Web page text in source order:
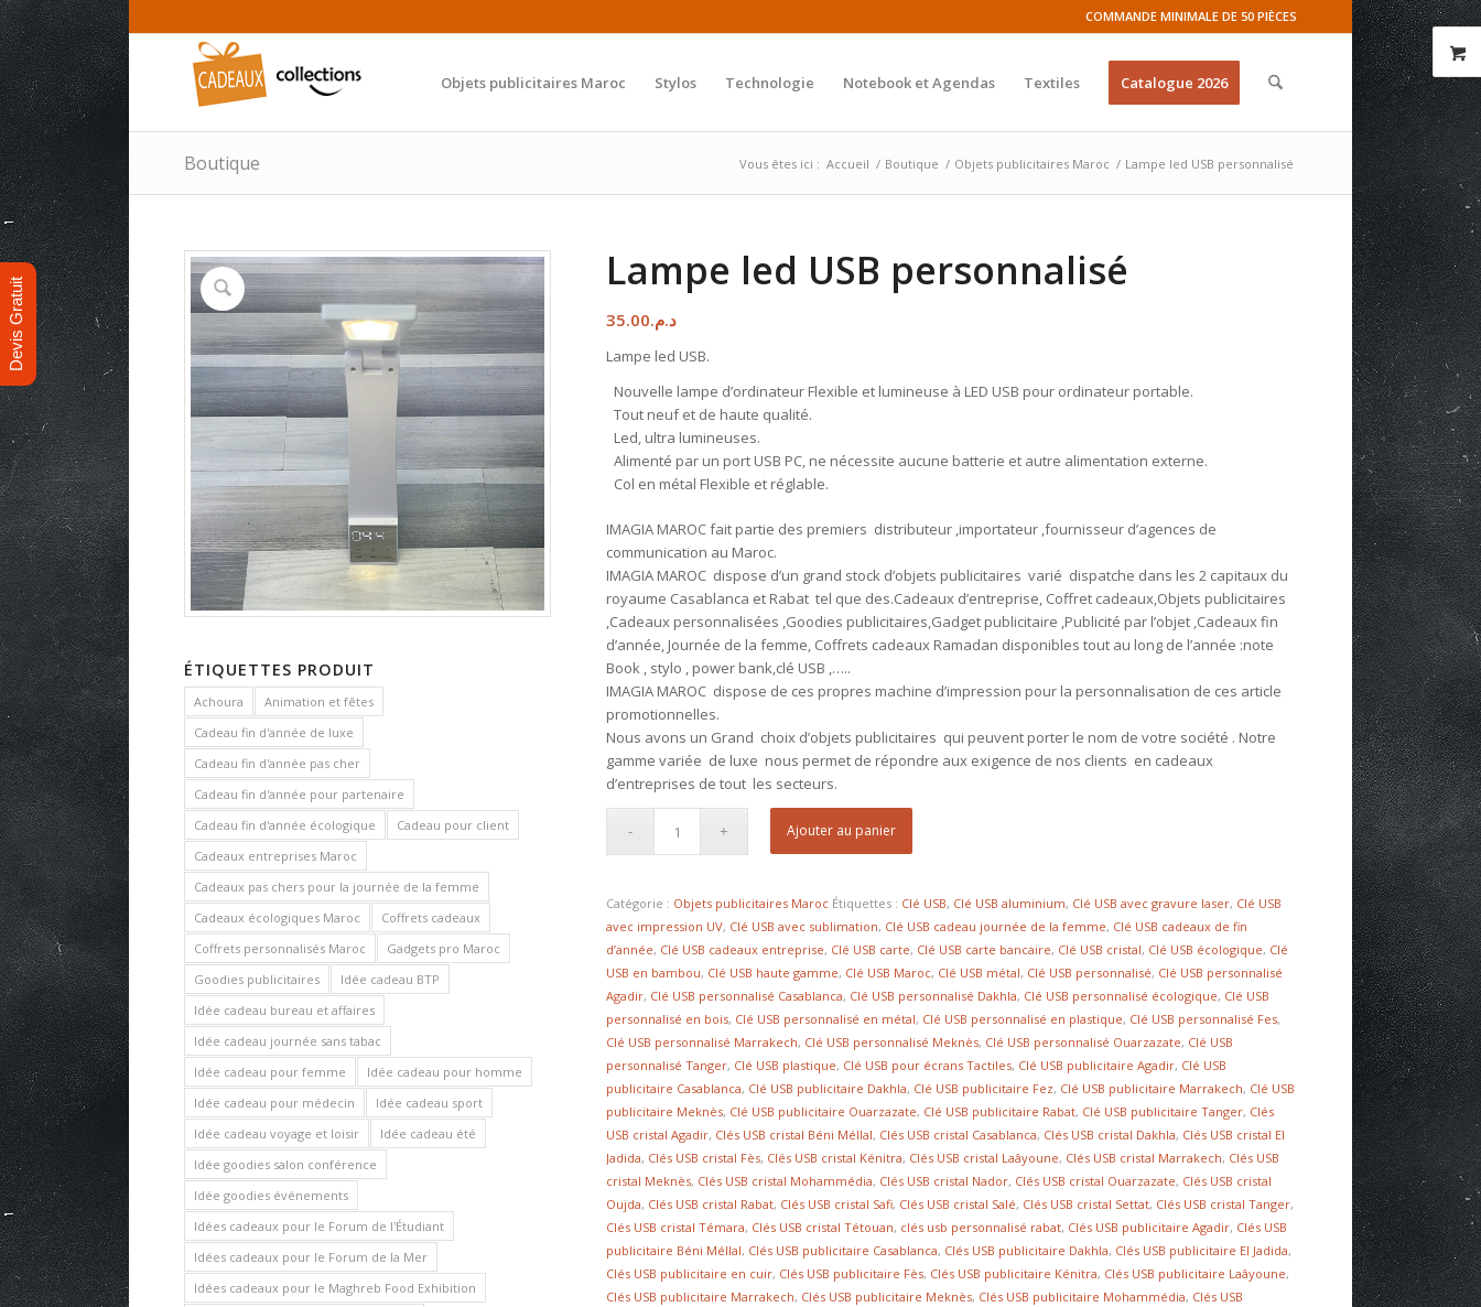
COMMANDE MINIMALE DE 50 PIÈCES
Objets publicitaires Maroc Stylos Technologie Notebook et Agendas Textiles Catalogue 2026
Boutique Vous êtes ici : Accueil / Boutique / Objets publicitaires Maroc / Lampe led USB personnalisé
ÉTIQUETTES PRODUIT
Achoura
Animation et fêtes
Cadeau fin d'année de luxe
Cadeau fin d'année pas cher
Cadeau fin d'année pour partenaire
Cadeau fin d'année écologique
Cadeau pour client
Cadeaux entreprises Maroc
Cadeaux pas chers pour la journée de la femme
Cadeaux écologiques Maroc
Coffrets cadeaux
Coffrets personnalisés Maroc
Gadgets pro Maroc
Goodies publicitaires
Idée cadeau BTP
Idée cadeau bureau et affaires
Idée cadeau journée sans tabac
Idée cadeau pour femme
Idée cadeau pour homme
Idée cadeau pour médecin
Idée cadeau sport
Idée cadeau voyage et loisir
Idée cadeau été
Idée goodies salon conférence
Idée goodies événements
Idées cadeaux pour le Forum de l'Étudiant
Idées cadeaux pour le Forum de la Mer
Idées cadeaux pour le Maghreb Food Exhibition
Lampe led USB personnalisé
د.م.35.00
Lampe led USB.
Nouvelle lampe d’ordinateur Flexible et lumineuse à LED USB pour ordinateur portable.
Tout neuf et de haute qualité.
Led, ultra lumineuses.
Alimenté par un port USB PC, ne nécessite aucune batterie et autre alimentation externe.
Col en métal Flexible et réglable.
IMAGIA MAROC fait partie des premiers distributeur ,importateur ,fournisseur d’agences de
communication au Maroc.
IMAGIA MAROC dispose d’un grand stock d’objets publicitaires varié dispatche dans les 2 capitaux du
royaume Casablanca et Rabat tel que des.Cadeaux d’entreprise, Coffret cadeaux,Objets publicitaires
,Cadeaux personnalisées ,Goodies publicitaires,Gadget publicitaire ,Publicité par l’objet ,Cadeaux fin
d’année, Journée de la femme, Coffrets cadeaux Ramadan disponibles tout au long de l’année :note
Book , stylo , power bank,clé USB ,…..
IMAGIA MAROC dispose de ces propres machine d’impression pour la personnalisation de ces article
promotionnelles.
Nous avons un Grand choix d’objets publicitaires qui peuvent porter le nom de votre société . Notre
gamme variée de luxe nous permet de répondre aux exigence de nos clients en cadeaux
d’entreprises de tout les secteurs.
Ajouter au panier
Catégorie : Objets publicitaires Maroc Étiquettes : Clé USB, Clé USB aluminium, Clé USB avec gravure laser, Clé USB
avec impression UV, Clé USB avec sublimation, Clé USB cadeau journée de la femme, Clé USB cadeaux de fin
d’année, Clé USB cadeaux entreprise, Clé USB carte, Clé USB carte bancaire, Clé USB cristal, Clé USB écologique, Clé
USB en bambou, Clé USB haute gamme, Clé USB Maroc, Clé USB métal, Clé USB personnalisé, Clé USB personnalisé
Agadir, Clé USB personnalisé Casablanca, Clé USB personnalisé Dakhla, Clé USB personnalisé écologique, Clé USB
personnalisé en bois, Clé USB personnalisé en métal, Clé USB personnalisé en plastique, Clé USB personnalisé Fes,
Clé USB personnalisé Marrakech, Clé USB personnalisé Meknès, Clé USB personnalisé Ouarzazate, Clé USB
personnalisé Tanger, Clé USB plastique, Clé USB pour écrans Tactiles, Clé USB publicitaire Agadir, Clé USB
publicitaire Casablanca, Clé USB publicitaire Dakhla, Clé USB publicitaire Fez, Clé USB publicitaire Marrakech, Clé USB
publicitaire Meknès, Clé USB publicitaire Ouarzazate, Clé USB publicitaire Rabat, Clé USB publicitaire Tanger, Clés
USB cristal Agadir, Clés USB cristal Béni Méllal, Clés USB cristal Casablanca, Clés USB cristal Dakhla, Clés USB cristal El
Jadida, Clés USB cristal Fès, Clés USB cristal Kénitra, Clés USB cristal Laâyoune, Clés USB cristal Marrakech, Clés USB
cristal Meknès, Clés USB cristal Mohammédia, Clés USB cristal Nador, Clés USB cristal Ouarzazate, Clés USB cristal
Oujda, Clés USB cristal Rabat, Clés USB cristal Safi, Clés USB cristal Salé, Clés USB cristal Settat, Clés USB cristal Tanger,
Clés USB cristal Témara, Clés USB cristal Tétouan, clés usb personnalisé rabat, Clés USB publicitaire Agadir, Clés USB
publicitaire Béni Méllal, Clés USB publicitaire Casablanca, Clés USB publicitaire Dakhla, Clés USB publicitaire El Jadida,
Clés USB publicitaire en cuir, Clés USB publicitaire Fès, Clés USB publicitaire Kénitra, Clés USB publicitaire Laâyoune,
Clés USB publicitaire Marrakech, Clés USB publicitaire Meknès, Clés USB publicitaire Mohammédia, Clés USB
Devis Gratuit